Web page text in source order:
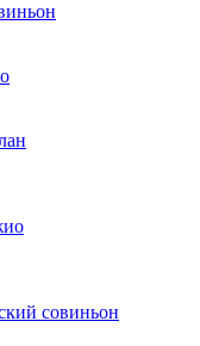
совиньон